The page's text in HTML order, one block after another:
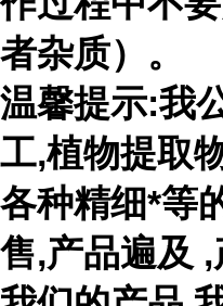
者杂质）。
温馨提示:我
工,植物提取
各种精细*等
售,产品遍及